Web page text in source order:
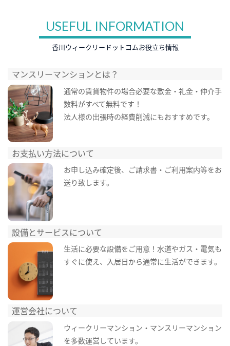
USEFUL INFORMATION
香川ウィークリードットコムお役立ち情報
マンスリーマンションとは？
通常の賃貸物件の場合必要な敷金・礼金・仲介手
数料がすべて無料です！
法人様の出張時の経費削減にもおすすめです。
お支払い方法について
お申し込み確定後、ご請求書・ご利用案内等をお
送り致します。
設備とサービスについて
生活に必要な設備をご用意！水道やガス・電気も
すぐに使え、入居日から通常に生活ができます。
運営会社について
ウィークリーマンション・マンスリーマンション
を多数運営しています。